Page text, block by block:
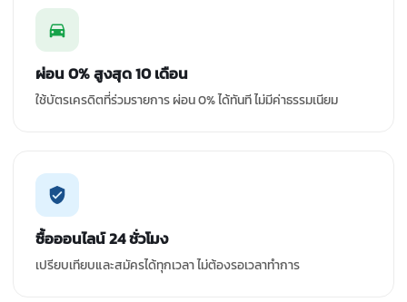
ผ่อน 0% สูงสุด 10 เดือน
ใช้บัตรเครดิตที่ร่วมรายการ ผ่อน 0% ได้ทันที ไม่มีค่าธรรมเนียม
ซื้อออนไลน์ 24 ชั่วโมง
เปรียบเทียบและสมัครได้ทุกเวลา ไม่ต้องรอเวลาทำการ